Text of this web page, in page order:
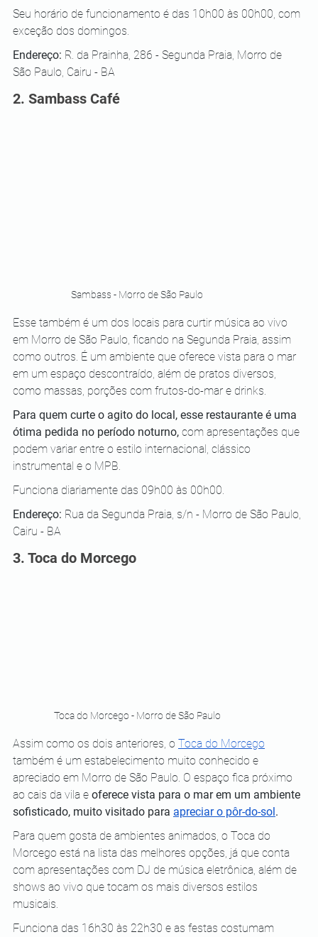
Seu horário de funcionamento é das 10h00 às 00h00, com
exceção dos domingos.
Endereço: R. da Prainha, 286 - Segunda Praia, Morro de
São Paulo, Cairu - BA
2. Sambass Café
Sambass - Morro de São Paulo
Esse também é um dos locais para curtir música ao vivo
em Morro de São Paulo, ficando na Segunda Praia, assim
como outros. É um ambiente que oferece vista para o mar
em um espaço descontraído, além de pratos diversos,
como massas, porções com frutos-do-mar e drinks.
Para quem curte o agito do local, esse restaurante é uma
ótima pedida no período noturno, com apresentações que
podem variar entre o estilo internacional, clássico
instrumental e o MPB.
Funciona diariamente das 09h00 às 00h00.
Endereço: Rua da Segunda Praia, s/n - Morro de São Paulo,
Cairu - BA
3. Toca do Morcego
Toca do Morcego - Morro de São Paulo
Assim como os dois anteriores, o Toca do Morcego
também é um estabelecimento muito conhecido e
apreciado em Morro de São Paulo. O espaço fica próximo
ao cais da vila e oferece vista para o mar em um ambiente
sofisticado, muito visitado para apreciar o pôr-do-sol.
Para quem gosta de ambientes animados, o Toca do
Morcego está na lista das melhores opções, já que conta
com apresentações com DJ de música eletrônica, além de
shows ao vivo que tocam os mais diversos estilos
musicais.
Funciona das 16h30 às 22h30 e as festas costumam